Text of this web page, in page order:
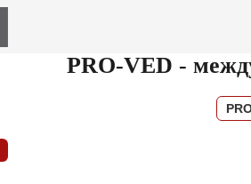
PRO-VED -